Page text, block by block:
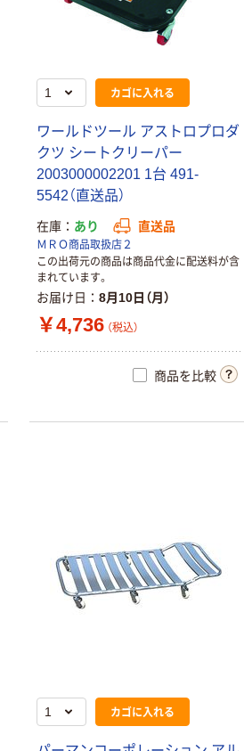
カゴに入れる
ワールドツール アストロプロダ
クツ シートクリーパー
2003000002201 1台 491-
5542（直送品）
在庫 あり 直送品
ＭＲＯ商品取扱店２
この出荷元の商品は商品代金に配送料が含
まれています。
お届け日 8月10日（月）
￥4,736 （税込）
商品を比較
カゴに入れる